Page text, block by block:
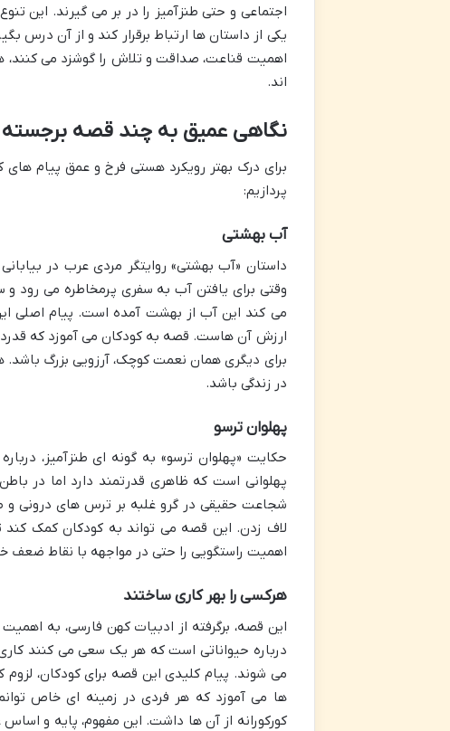
اجتماعی و حتی طنزآمیز را در بر می گیرند. این
یکی از داستان ها ارتباط برقرار کند و از آن درس
اهمیت قناعت، صداقت و تلاش را گوشزد می کنند،
اند.
نگاهی عمیق به چند قصه
برای درک بهتر رویکرد هستی فرخ و عمق پیام
پردازیم:
آب بهشتی
داستان «آب بهشتی» روایتگر مردی عرب در
وقتی برای یافتن آب به سفری پرمخاطره می رود
می کند این آب از بهشت آمده است. پیام اصلی
ارزش آن هاست. قصه به کودکان می آموزد که
برای دیگری همان نعمت کوچک، آرزویی بزرگ
در زندگی باشد.
پهلوان ترسو
حکایت «پهلوان ترسو» به گونه ای طنزآمیز،
پهلوانی است که ظاهری قدرتمند دارد اما در
شجاعت حقیقی در گرو غلبه بر ترس های درونی و
لاف زدن. این قصه می تواند به کودکان کمک کند
اهمیت راستگویی را حتی در مواجهه با نقاط ضعف
هرکسی را بهر کاری ساختند
این قصه، برگرفته از ادبیات کهن فارسی، به
درباره حیواناتی است که هر یک سعی می کنند
می شوند. پیام کلیدی این قصه برای کودکان،
ها می آموزد که هر فردی در زمینه ای خاص
کورکورانه از آن ها داشت. این مفهوم، پایه و